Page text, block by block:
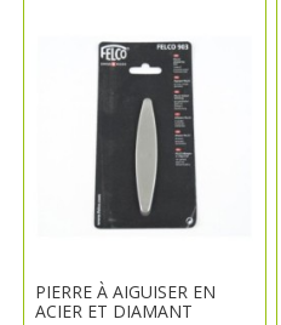
PIERRE À AIGUISER EN
ACIER ET DIAMANT